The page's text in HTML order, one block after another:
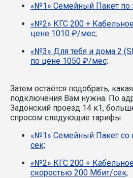
«№1» Семейный Пакет по
«№2» КГС 200 +
цене 1010 ₽/мес;
«№3» Для тебя и дома 2
по цене 1050 ₽/мес;
Затем остаётся подобрать,
подключения Вам нужна. По
Задонский проезд 14 к1,
спросом следующие тарифы:
«№1» Семейный Пакет со
сек;
«№2» КГС 200 +
скоростью 200 Мбит/сек;